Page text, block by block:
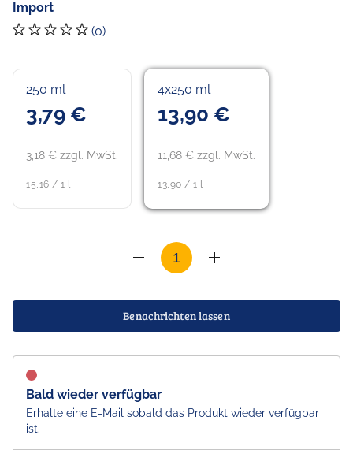
Import
(0)
250 ml
3,79 €
3,18 € zzgl. MwSt.
15,16 / 1 l
4x250 ml
13,90 €
11,68 € zzgl. MwSt.
13,90 / 1 l
Benachrichten lassen
Bald wieder verfügbar
Erhalte eine E-Mail sobald das Produkt wieder verfügbar
ist.